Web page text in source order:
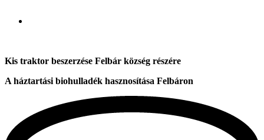
Kis traktor beszerzése Felbár község részére
A háztartási biohulladék hasznosítása Felbáron